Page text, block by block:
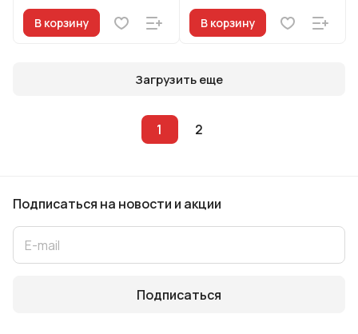
В корзину В корзину
Загрузить еще
1 2
Подписаться на новости и акции
Подписаться